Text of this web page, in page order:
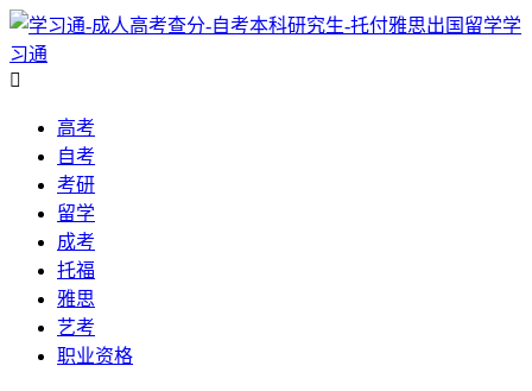
学
习通

高考
自考
考研
留学
成考
托福
雅思
艺考
职业资格